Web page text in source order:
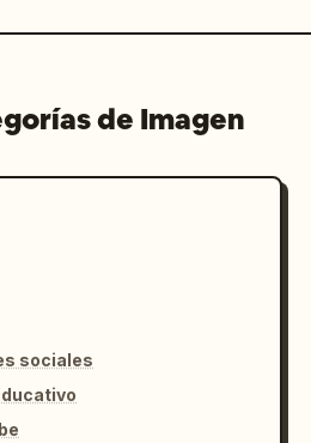
de Imagen
sociales